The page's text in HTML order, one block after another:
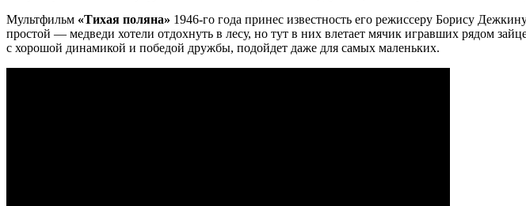
Мультфильм «Тихая поляна» 1946-го года принес известность его режиссеру Борису
простой — медведи хотели отдохнуть в лесу, но тут в них влетает мячик игравших рядом
с хорошой динамикой и победой дружбы, подойдет даже для самых маленьких.